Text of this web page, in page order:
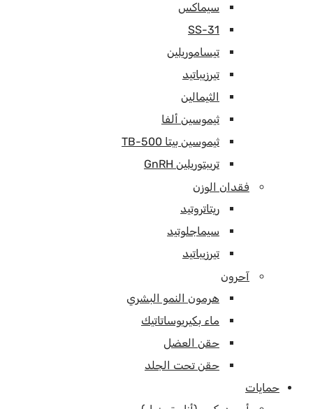
سيماكس
SS-31
تيساموريلين
تيرزيباتيد
الثيمالين
ثيموسين ألفا
ثيموسين بيتا TB-500
تريبتوريلين GnRH
فقدان الوزن
ريتاتروتيد
سيماجلوتيد
تيرزيباتيد
آحرون
هرمون النمو البشري
ماء بكيريوساتاتيك
حقن العضل
حقن تحت الجلد
حمايات